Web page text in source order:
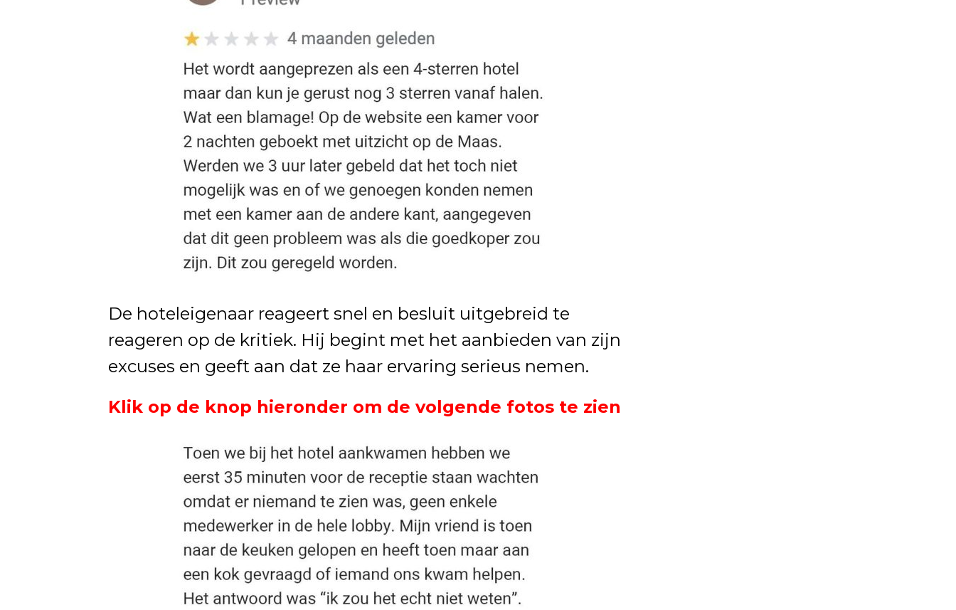
De hoteleigenaar reageert snel en besluit uitgebreid te
reageren op de kritiek. Hij begint met het aanbieden van zijn
excuses en geeft aan dat ze haar ervaring serieus nemen.
Klik op de knop hieronder om de volgende fotos te zien